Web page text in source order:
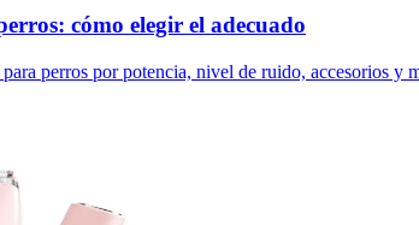
cómo elegir el adecuado
perros por potencia, nivel de ruido, accesorios y